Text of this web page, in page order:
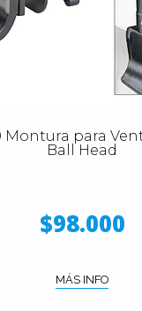
Montura para
Ball Head
$98.000
MÁS INFO